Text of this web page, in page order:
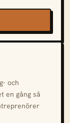
och
en gång så